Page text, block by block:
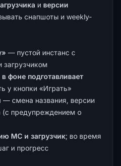
и версии
снапшоты и weekly-
— пустой инстанс с
загрузчиком
в фоне подготавливает
у кнопки «Играть»
— смена названия, версии
(с предупреждением о
MC и загрузчик; во время
и прогресс